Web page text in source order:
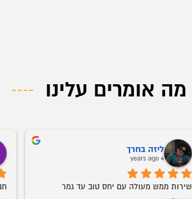
מה אומרים עלינו
ליזה בחרך
4 years ago
שירות ממש מעולה עם יחס טוב עד גמר